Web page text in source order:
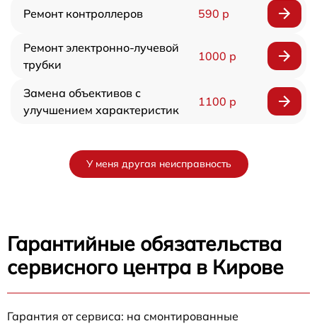
Ремонт контроллеров 590 р
Ремонт электронно-лучевой
трубки
1000 р
Замена объективов с
улучшением характеристик
1100 р
У меня другая неисправность
Гарантийные обязательства
сервисного центра в Кирове
Гарантия от сервиса: на смонтированные